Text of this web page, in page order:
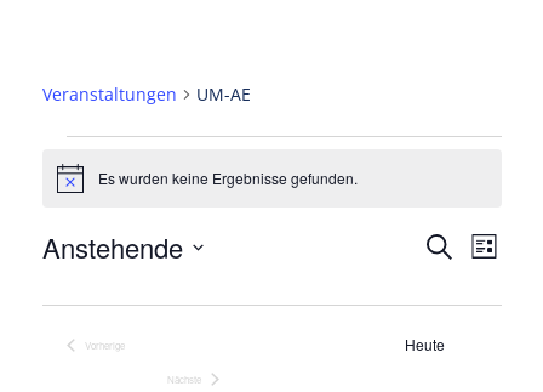
Veranstaltungen UM-AE
Veranstaltungen
HinweisEs wurden keine Ergebnisse gefunden.
SucheListe
Anstehende
Vorherige
Heute
Nächste